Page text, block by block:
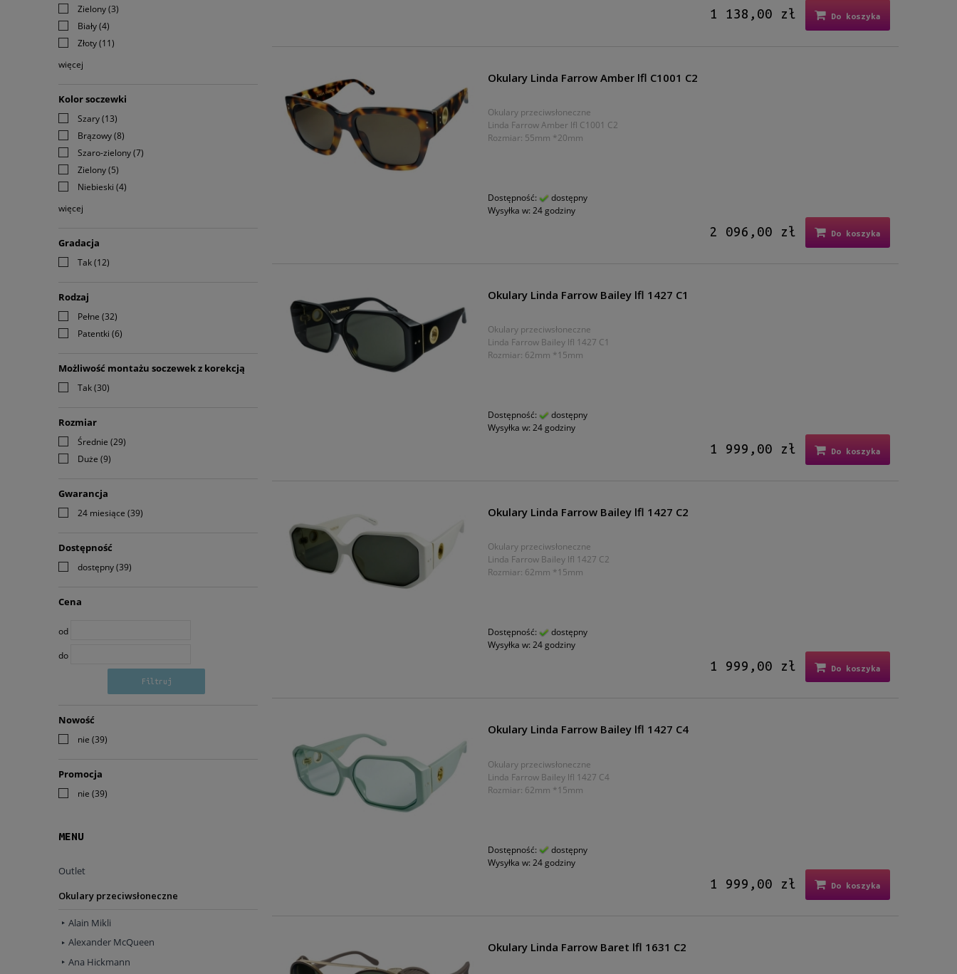
Zielony(3)
Biały(4)
Złoty(11)
więcej
Kolor soczewki
Szary(13)
Brązowy(8)
Szaro-zielony(7)
Zielony(5)
Niebieski (4)
więcej
Gradacja
Tak(12)
Rodzaj
Pełne (32)
Patentki (6)
Możliwość montażu soczewek z korekcją
Tak(30)
Rozmiar
Średnie (29)
Duże (9)
Gwarancja
24 miesiące (39)
Dostępność
dostępny(39)
Cena
od
do
Filtruj
Nowość
nie (39)
Promocja
nie (39)
MENU
Outlet
Okulary przeciwsłoneczne
Alain Mikli
Alexander McQueen
Ana Hickmann
1 138,00 zł Do koszyka
Okulary Linda Farrow Amber lfl C1001 C2
Okulary przeciwsłoneczne
Linda Farrow Amber lfl C1001 C2
Rozmiar: 55mm *20mm
Dostępność:
dostępny
Wysyłka w: 24 godziny
2 096,00 zł Do koszyka
Okulary Linda Farrow Bailey lfl 1427 C1
Okulary przeciwsłoneczne
Linda Farrow Bailey lfl 1427 C1
Rozmiar: 62mm *15mm
Dostępność:
dostępny
Wysyłka w: 24 godziny
1 999,00 zł Do koszyka
Okulary Linda Farrow Bailey lfl 1427 C2
Okulary przeciwsłoneczne
Linda Farrow Bailey lfl 1427 C2
Rozmiar: 62mm *15mm
Dostępność:
dostępny
Wysyłka w: 24 godziny
1 999,00 zł Do koszyka
Okulary Linda Farrow Bailey lfl 1427 C4
Okulary przeciwsłoneczne
Linda Farrow Bailey lfl 1427 C4
Rozmiar: 62mm *15mm
Dostępność:
dostępny
Wysyłka w: 24 godziny
1 999,00 zł Do koszyka
Okulary Linda Farrow Baret lfl 1631 C2